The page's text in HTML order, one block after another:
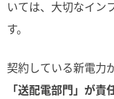
いては、大切なイン
す。
契約している新電力
「送配電部門」が責